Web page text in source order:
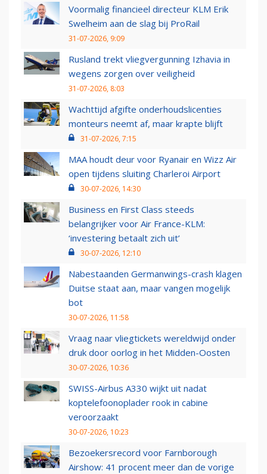
Voormalig financieel directeur KLM Erik
Swelheim aan de slag bij ProRail
31-07-2026, 9:09
Rusland trekt vliegvergunning Izhavia in
wegens zorgen over veiligheid
31-07-2026, 8:03
Wachttijd afgifte onderhoudslicenties
monteurs neemt af, maar krapte blijft
31-07-2026, 7:15
MAA houdt deur voor Ryanair en Wizz Air
open tijdens sluiting Charleroi Airport
30-07-2026, 14:30
Business en First Class steeds
belangrijker voor Air France-KLM:
‘investering betaalt zich uit’
30-07-2026, 12:10
Nabestaanden Germanwings-crash klagen
Duitse staat aan, maar vangen mogelijk
bot
30-07-2026, 11:58
Vraag naar vliegtickets wereldwijd onder
druk door oorlog in het Midden-Oosten
30-07-2026, 10:36
SWISS-Airbus A330 wijkt uit nadat
koptelefoonoplader rook in cabine
veroorzaakt
30-07-2026, 10:23
Bezoekersrecord voor Farnborough
Airshow: 41 procent meer dan de vorige